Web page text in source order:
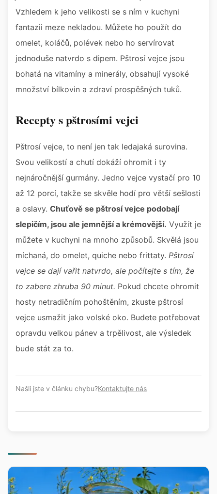
Vzhledem k jeho velikosti se s ním v kuchyni
fantazii meze nekladou. Můžete ho použít do
omelet, koláčů, polévek nebo ho servírovat
jednoduše natvrdo s dipem. Pštrosí vejce jsou
bohatá na vitamíny a minerály, obsahují vysoké
množství bílkovin a zdraví prospěšných tuků.
Recepty s pštrosími vejci
Pštrosí vejce, to není jen tak ledajaká surovina.
Svou velikostí a chutí dokáží ohromit i ty
nejnáročnější gurmány. Jedno vejce vystačí pro 10
až 12 porcí, takže se skvěle hodí pro větší sešlosti
a oslavy. Chuťově se pštrosí vejce podobají
slepičím, jsou ale jemnější a krémovější. Využít je
můžete v kuchyni na mnoho způsobů. Skvělá jsou
míchaná, do omelet, quiche nebo frittaty. Pštrosí
vejce se dají vařit natvrdo, ale počítejte s tím, že
to zabere zhruba 90 minut. Pokud chcete ohromit
hosty netradičním pohoštěním, zkuste pštrosí
vejce usmažit jako volské oko. Budete potřebovat
opravdu velkou pánev a trpělivost, ale výsledek
bude stát za to.
Našli jste v článku chybu?Kontaktujte nás